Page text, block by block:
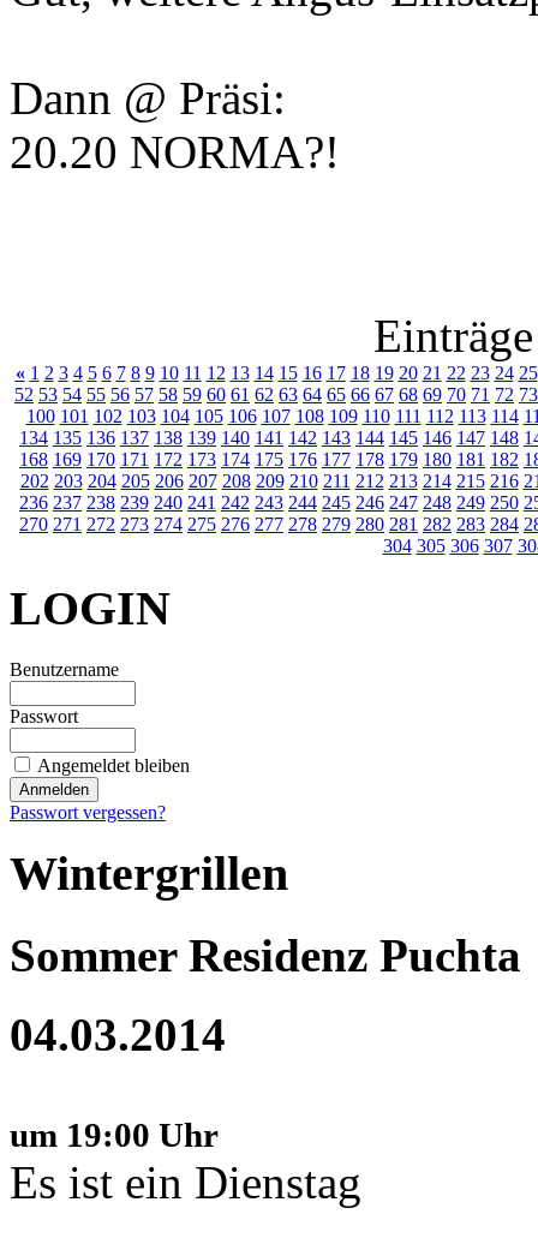
Dann @ Präsi:
20.20 NORMA?!
« 1 2 3 4 5 6 7 8 9 10 11 12 13 14 15 16 17 18 19 20 21 22 23 24 25
52 53 54 55 56 57 58 59 60 61 62 63 64 65 66 67 68 69 70 71 72 73
100 101 102 103 104 105 106 107 108 109 110 111 112 113 114
134 135 136 137 138 139 140 141 142 143 144 145 146 147 148
168 169 170 171 172 173 174 175 176 177 178 179 180 181 182
202 203 204 205 206 207 208 209 210 211 212 213 214 215 216
236 237 238 239 240 241 242 243 244 245 246 247 248 249 250
270 271 272 273 274 275 276 277 278 279 280 281 282 283 284
304 305 306 307
LOGIN
Benutzername
Passwort
Angemeldet bleiben
Passwort vergessen?
Wintergrillen
Sommer Residenz Puchta
04.03.2014
um 19:00 Uhr
Es ist ein Dienstag